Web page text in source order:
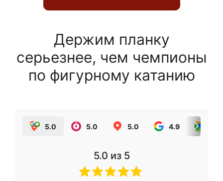
Держим планку
серьезнее, чем чемпионы
по фигурному катанию
5.0 5.0 5.0 4.9
5.0 из 5